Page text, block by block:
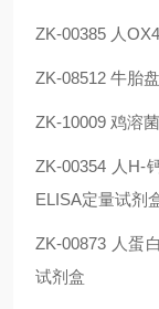
ZK-00385 人
ZK-08512 牛胎
ZK-10009 鸡溶
ZK-00354 人H-
ELISA定量试剂
ZK-00873 人蛋
试剂盒